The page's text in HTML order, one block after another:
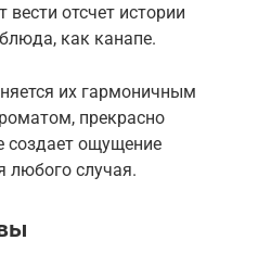
отсчет истории
как канапе.
их гармоничным
прекрасно
создает ощущение
любого случая.